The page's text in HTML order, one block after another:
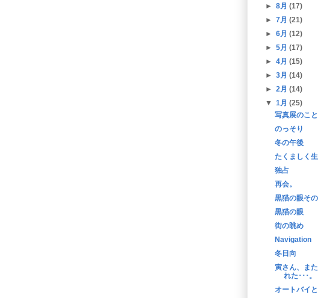
►8月(17)
►7月(21)
►6月(12)
►5月(17)
►4月(15)
►3月(14)
►2月(14)
▼1月(25)
写真展のこ
のっそり
冬の午後
たくましく
独占
再会。
黒猫の眼そ
黒猫の眼
街の眺め
Navigation
冬日向
寅さん、ま
れた･･･。
オートバイ